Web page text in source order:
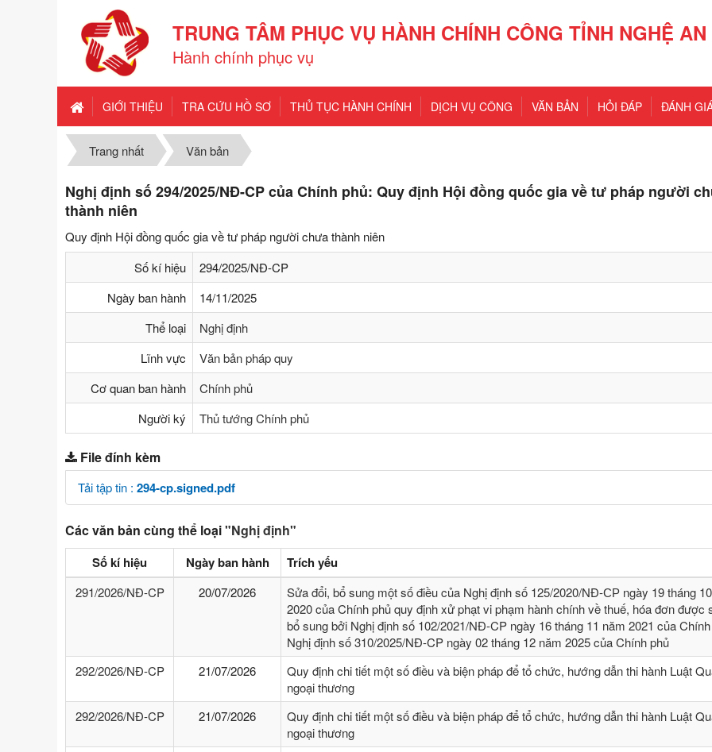
TRUNG TÂM PHỤC VỤ HÀNH CHÍNH CÔNG TỈNH NGHỆ AN
Hành chính phục vụ
GIỚI THIỆU TRA CỨU HỒ SƠ THỦ TỤC HÀNH CHÍNH DỊCH VỤ CÔNG VĂN BẢN HỎI ĐÁP ĐÁNH
Trang nhất Văn bản
Nghị định số 294/2025/NĐ-CP của Chính phủ: Quy định Hội đồng quốc gia về tư pháp người
thành niên
Quy định Hội đồng quốc gia về tư pháp người chưa thành niên
Số kí hiệu
294/2025/NĐ-CP
Ngày ban hành
14/11/2025
Thể loại
Nghị định
Lĩnh vực
Văn bản pháp quy
Cơ quan ban hành
Chính phủ
Người ký
Thủ tướng Chính phủ
File đính kèm
Tải tập tin : 294-cp.signed.pdf
Các văn bản cùng thể loại"Nghị định"
Số kí hiệu Ngày ban hành Trích yếu
291/2026/NĐ-CP 20/07/2026
Sửa đổi, bổ sung một số điều của Nghị định số 125/2020/NĐ-СР ngày 19 tháng
2020 của Chính phủ quy định xử phạt vi phạm hành chính về thuế, hóa đơn được
bổ sung bởi Nghị định số 102/2021/NĐ-CP ngày 16 tháng 11 năm 2021 của
Nghị định số 310/2025/NĐ-CP ngày 02 tháng 12 năm 2025 của Chính phủ
292/2026/NĐ-CP
21/07/2026
Quy định chi tiết một số điều và biện pháp để tổ chức, hướng dẫn thi hành Luật
ngoại thương
292/2026/NĐ-CP
21/07/2026
Quy định chi tiết một số điều và biện pháp để tổ chức, hướng dẫn thi hành Luật
ngoại thương